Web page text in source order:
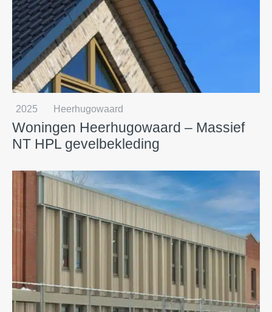
2025 Heerhugowaard
Woningen Heerhugowaard – Massief
NT HPL gevelbekleding